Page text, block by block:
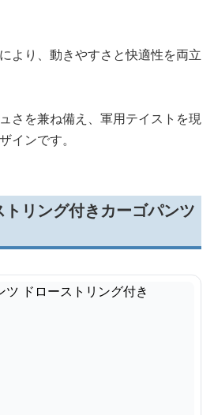
より、動きやすさと快適性を両立
さを兼ね備え、軍用テイストを現
インです。
リング付きカーゴパンツ